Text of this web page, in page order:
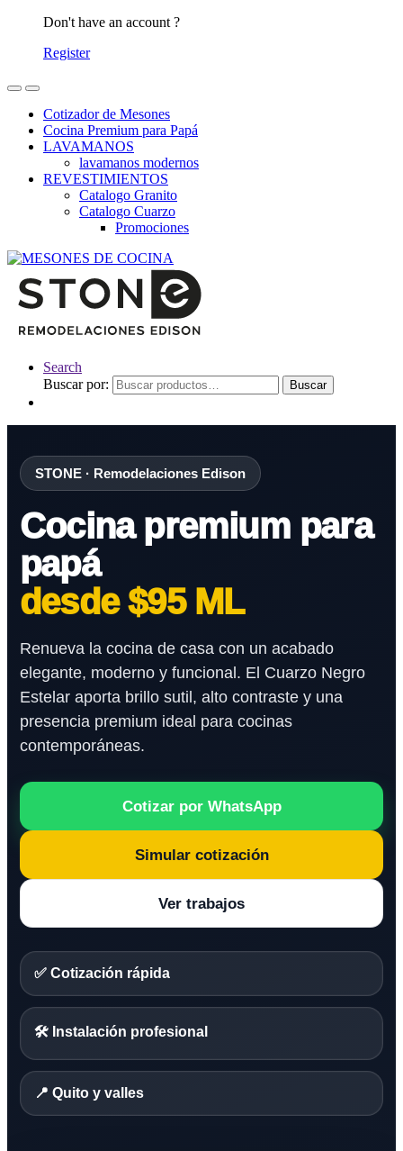
Don't have an account ?
Register
Cotizador de Mesones
Cocina Premium para Papá
LAVAMANOS
lavamanos modernos
REVESTIMIENTOS
Catalogo Granito
Catalogo Cuarzo
Promociones
Search
Buscar por:
Buscar
STONE · Remodelaciones Edison
Cocina premium para
papá
desde $95 ML
Renueva la cocina de casa con un acabado
elegante, moderno y funcional. El Cuarzo Negro
Estelar aporta brillo sutil, alto contraste y una
presencia premium ideal para cocinas
contemporáneas.
Cotizar por WhatsApp
Simular cotización
Ver trabajos
✅ Cotización rápida
🛠️ Instalación profesional
📍 Quito y valles